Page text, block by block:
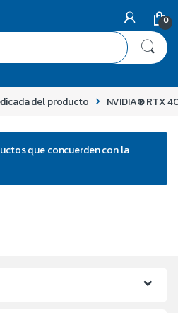
0
del producto NVIDIA® RTX
que concuerden con la